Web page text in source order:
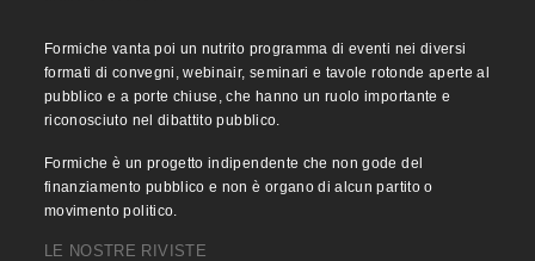
Formiche vanta poi un nutrito programma di eventi nei diversi
formati di convegni, webinair, seminari e tavole rotonde aperte al
pubblico e a porte chiuse, che hanno un ruolo importante e
riconosciuto nel dibattito pubblico.
Formiche è un progetto indipendente che non gode del
finanziamento pubblico e non è organo di alcun partito o
movimento politico.
LE NOSTRE RIVISTE